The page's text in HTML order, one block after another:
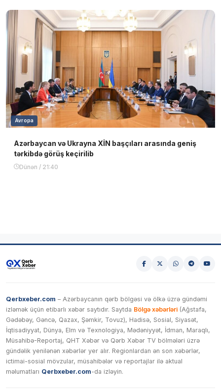
Avropa
Azərbaycan və Ukrayna XİN başçıları arasında geniş
tərkibdə görüş keçirilib
Dünən / 21:40
Qerbxeber.com – Azərbaycanın qərb bölgəsi və ölkə üzrə gündəmi
izləmək üçün etibarlı xəbər saytıdır. Saytda Bölgə xəbərləri (Ağstafa,
Gədəbəy, Gəncə, Qazax, Şəmkir, Tovuz), Hadisə, Sosial, Siyasət,
İqtisadiyyat, Dünya, Elm və Texnologiya, Mədəniyyət, İdman, Maraqlı,
Müsahibə-Reportaj, QHT Xəbər və Qərb Xəbər TV bölmələri üzrə
gündəlik yenilənən xəbərlər yer alır. Regionlardan ən son xəbərlər,
ictimai-sosial mövzular, müsahibələr və reportajlar ilə aktual
məlumatları Qerbxeber.com-da izləyin.